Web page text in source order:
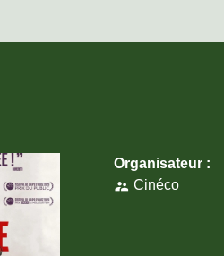
Organisateur :
supervisor_account Cinéco